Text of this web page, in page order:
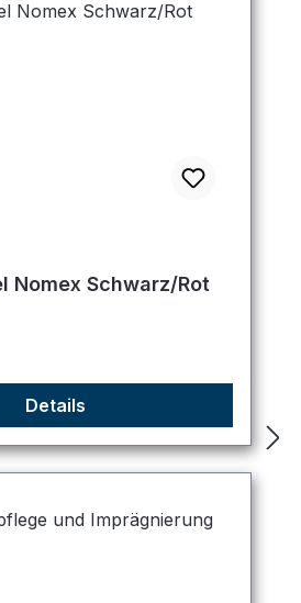
Nomex Schwarz/Rot
Details